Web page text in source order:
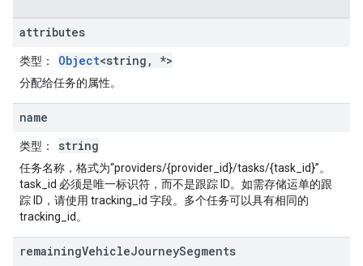
attributes
类型 ： Object<string, *>
分配给任务的属性。
name
类型 ： string
任务名称，格式为“providers/{provider_id}/tasks/{task_id}”。
task_id 必须是唯一标识符，而不是跟踪 ID。如需存储运单的跟
踪 ID，请使用 tracking_id 字段。多个任务可以具有相同的
tracking_id。
remainingVehicleJourneySegments